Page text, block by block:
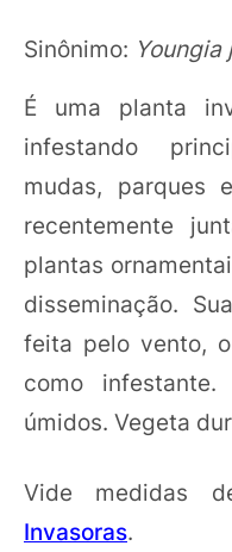
Sinônimo: Youngia
É uma planta
infestando
mudas, parques
recentemente
plantas
disseminação.
feita pelo vento,
como
úmidos. Vegeta
Vide medidas
Invasoras.